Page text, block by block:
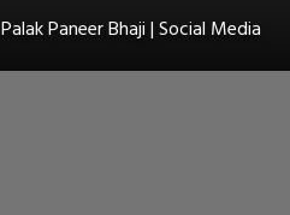
Palak Paneer Bhaji | Social Media